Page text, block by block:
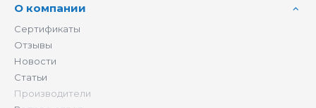
О компании
Сертификаты
Отзывы
Новости
Статьи
Производители